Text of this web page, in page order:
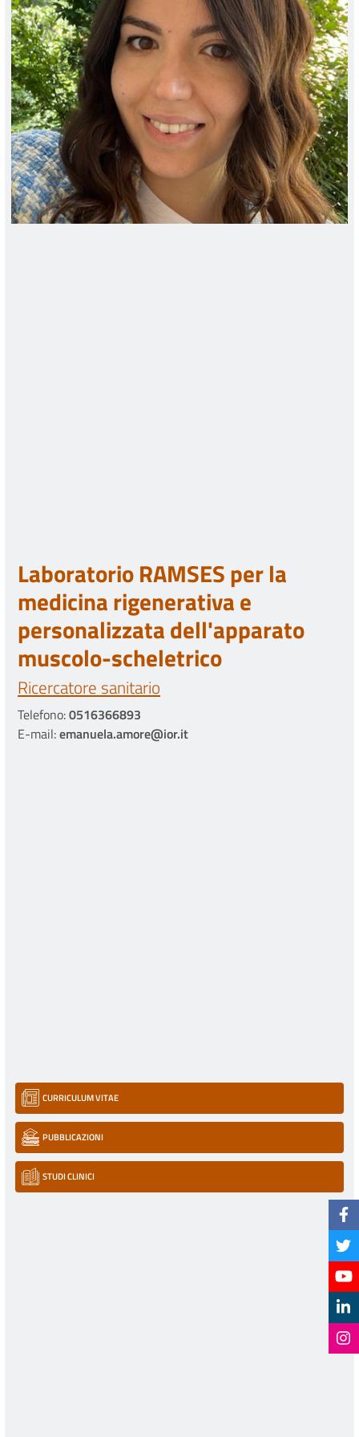
Laboratorio RAMSES per la
medicina rigenerativa e
personalizzata dell'apparato
muscolo-scheletrico
Ricercatore sanitario
Telefono:0516366893
E-mail:emanuela.amore@ior.it
CURRICULUM VITAE
PUBBLICAZIONI
STUDI CLINICI